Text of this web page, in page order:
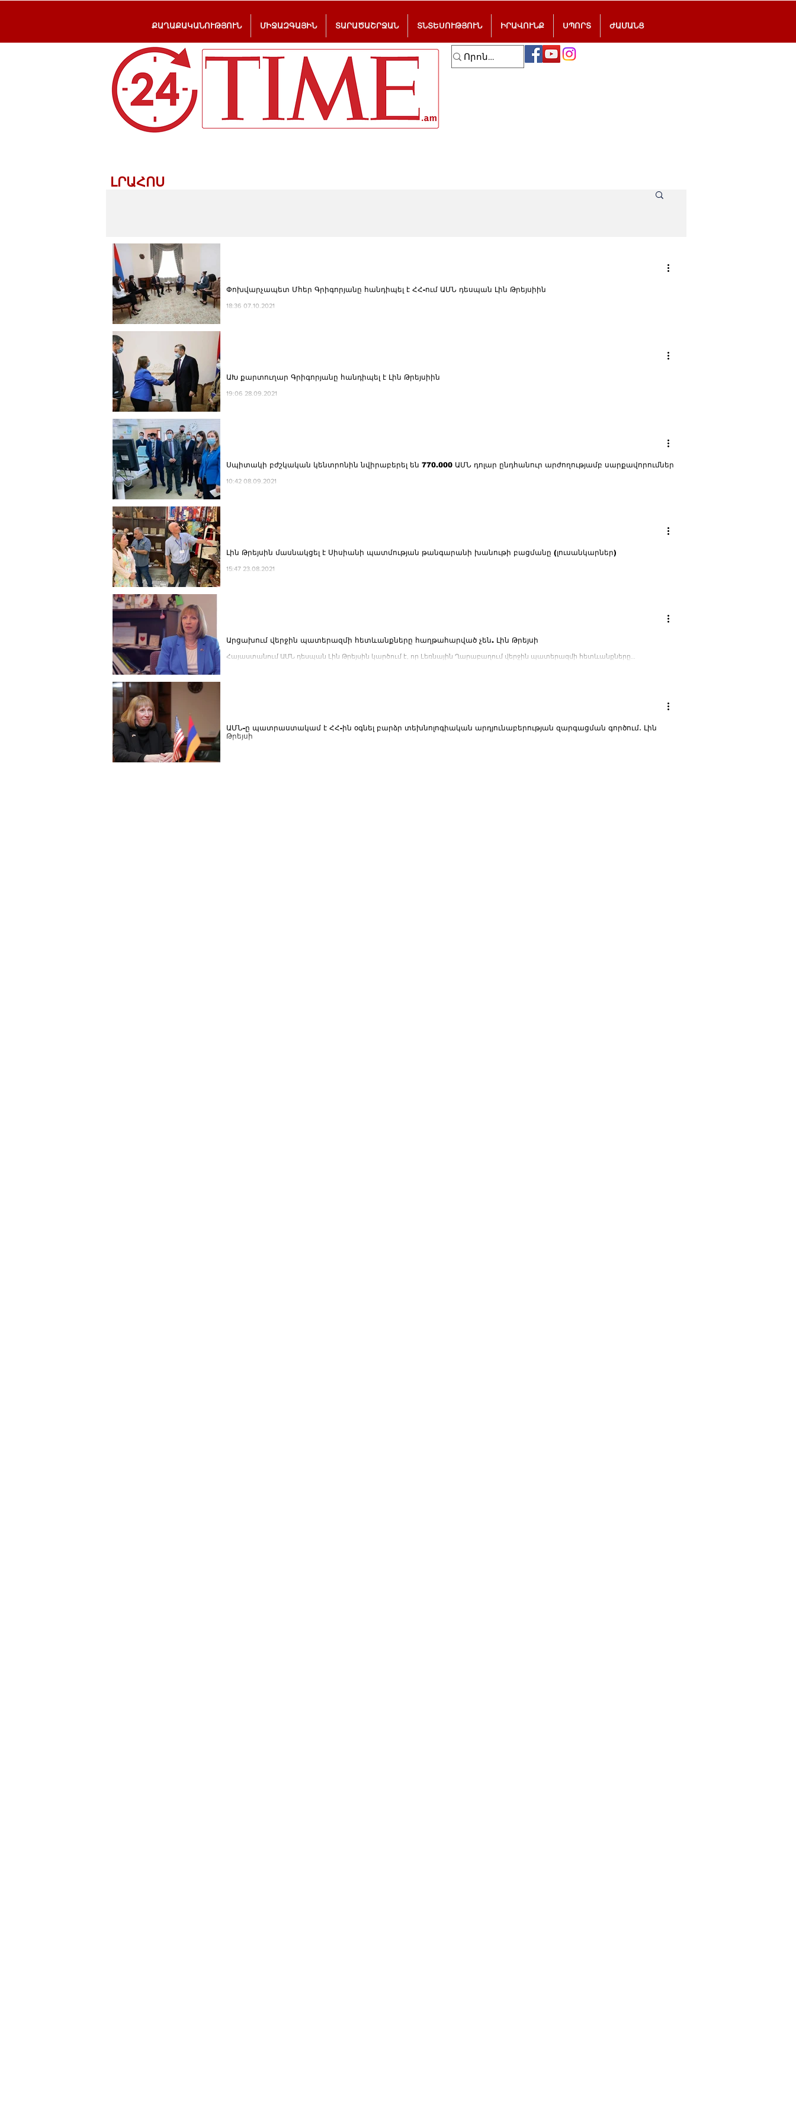
ՔԱՂԱՔԱԿԱՆՈՒԹՅՈՒՆ ՄԻՋԱԶԳԱՅԻՆ ՏԱՐԱԾԱՇՐՋԱՆ ՏՆՏԵՍՈՒԹՅՈՒՆ ԻՐԱՎՈՒՆՔ ՍՊՈՐՏ ԺԱՄԱՆՑ
ԼՐԱՀՈՍ
Փոխվարչապետ Մհեր Գրիգորյանը հանդիպել է ՀՀ-ում ԱՄՆ դեսպան Լին Թրեյսիին
18:36 07.10.2021
ԱԽ քարտուղար Գրիգորյանը հանդիպել է Լին Թրեյսիին
19:06 28.09.2021
Սպիտակի բժշկական կենտրոնին նվիրաբերել են 770.000 ԱՄՆ դոլար ընդհանուր արժողությամբ սարքավորումներ
10:42 08.09.2021
Լին Թրեյսին մասնակցել է Սիսիանի պատմության թանգարանի խանութի բացմանը (լուսանկարներ)
15:47 23.08.2021
Արցախում վերջին պատերազմի հետևանքները հաղթահարված չեն. Լին Թրեյսի
Հայաստանում ԱՄՆ դեսպան Լին Թրեյսին կարծում է, որ Լեռնային Ղարաբաղում վերջին պատերազմի հետևանքները
ԱՄՆ-ը պատրաստակամ է ՀՀ-ին օգնել բարձր տեխնոլոգիական արդյունաբերության զարգացման գործում․ Լին
Թրեյսի